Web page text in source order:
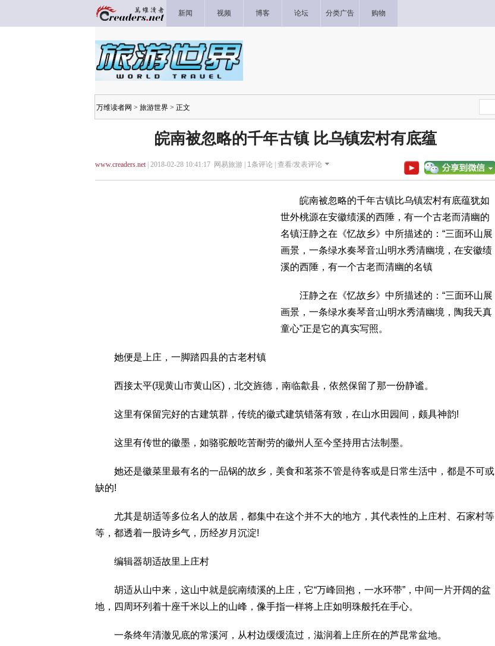
新闻 视频 博客 论坛 分类广告 购物
万维读者网 > 旅游世界 > 正文
皖南被忽略的千年古镇 比乌镇宏村有底蕴
www.creaders.net| 2018-02-28 10:41:17 网易旅游 | 1条评论 | 查看/发表评论
皖南被忽略的千年古镇比乌镇宏村有底蕴犹如
世外桃源在安徽绩溪的西陲，有一个古老而清幽的
名镇汪静之在《忆故乡》中所描述的：“三面环山展
画景，一条绿水奏琴音;山明水秀清幽境，在安徽绩
溪的西陲，有一个古老而清幽的名镇
汪静之在《忆故乡》中所描述的：“三面环山展
画景，一条绿水奏琴音;山明水秀清幽境，陶我天真
童心”正是它的真实写照。
她便是上庄，一脚踏四县的古老村镇
西接太平(现黄山市黄山区)，北交旌德，南临歙县，依然保留了那一份静谧。
这里有保留完好的古建筑群，传统的徽式建筑错落有致，在山水田园间，颇具神韵!
这里有传世的徽墨，如骆驼般吃苦耐劳的徽州人至今坚持用古法制墨。
她还是徽菜里最有名的一品锅的故乡，美食和茗茶不管是待客或是日常生活中，都是不可或
缺的!
尤其是胡适等多位名人的故居，都集中在这个并不大的地方，其代表性的上庄村、石家村等
等，都透着一股诗乡气，历经岁月沉淀!
编辑器胡适故里上庄村
胡适从山中来，这山中就是皖南绩溪的上庄，它“万峰回抱，一水环带”，中间一片开阔的盆
地，四周环列着十座千米以上的山峰，像手指一样将上庄如明珠般托在手心。
一条终年清澈见底的常溪河，从村边缓缓流过，滋润着上庄所在的芦昆常盆地。